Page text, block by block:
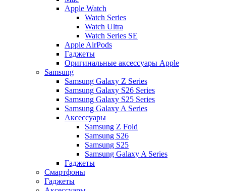
Apple Watch
Watch Series
Watch Ultra
Watch Series SE
Apple AirPods
Гаджеты
Оригинальные аксессуары Apple
Samsung
Samsung Galaxy Z Series
Samsung Galaxy S26 Series
Samsung Galaxy S25 Series
Samsung Galaxy A Series
Аксессуары
Samsung Z Fold
Samsung S26
Samsung S25
Samsung Galaxy A Series
Гаджеты
Смартфоны
Гаджеты